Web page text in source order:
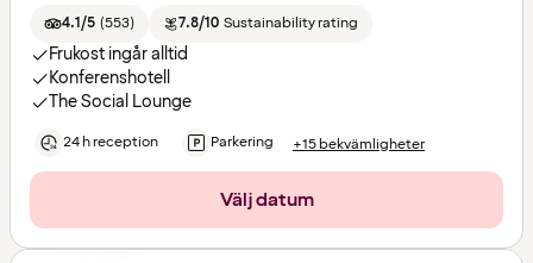
4.1/5 (553) 7.8/10 Sustainability rating
Frukost ingår alltid
Konferenshotell
The Social Lounge
24 h reception Parkering +15 bekvämligheter
Välj datum